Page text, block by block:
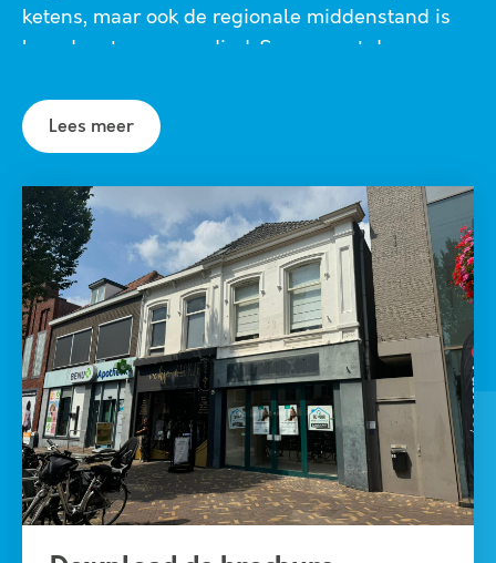
ketens, maar ook de regionale middenstand is
breed vertegenwoordigd. Samen met de
biedt het centrum van Veenendaal de
consument een leuk dagje uit. Regelmatig
het centrum en is het iedere laatste zondag van
de maand koopzondag. De diverse
parkeerterreinen en garages rondom het
centrum zijn goed bereikbaar. Het centrum van
Veenendaal is goed bereikbaar middels de
diverse uitvalswegen A12, A30 en A15. Ook het
openbaar vervoer is op korte afstand gelegen,
Veenendaal beschikt over drie NS stations
waarvan één nabij het centrum.
Vloeroppervlakte
Lees meer